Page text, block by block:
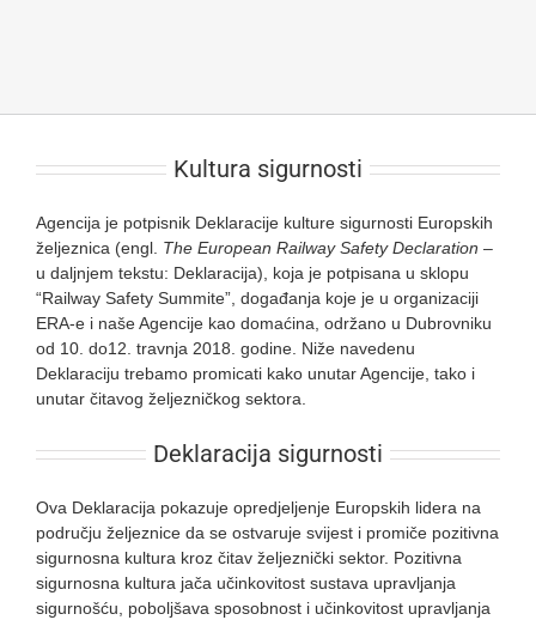
Kultura sigurnosti
Agencija je potpisnik Deklaracije kulture sigurnosti Europskih
željeznica (engl. The European Railway Safety Declaration –
u daljnjem tekstu: Deklaracija), koja je potpisana u sklopu
“Railway Safety Summite”, događanja koje je u organizaciji
ERA-e i naše Agencije kao domaćina, održano u Dubrovniku
od 10. do12. travnja 2018. godine. Niže navedenu
Deklaraciju trebamo promicati kako unutar Agencije, tako i
unutar čitavog željezničkog sektora.
Deklaracija sigurnosti
Ova Deklaracija pokazuje opredjeljenje Europskih lidera na
području željeznice da se ostvaruje svijest i promiče pozitivna
sigurnosna kultura kroz čitav željeznički sektor. Pozitivna
sigurnosna kultura jača učinkovitost sustava upravljanja
sigurnošću, poboljšava sposobnost i učinkovitost upravljanja